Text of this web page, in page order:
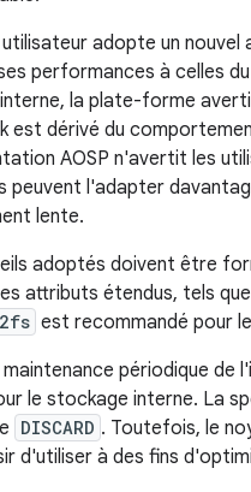
adopte un
performances à celles
la plate-forme
est dérivé du
AOSP n'avertit les
peuvent l'adapter
lente.
adoptés doivent être
attributs étendus, tels que
est recommandé pour
maintenance périodique
le stockage interne. La
DISCARD . Toutefois, le
d'utiliser à des fins